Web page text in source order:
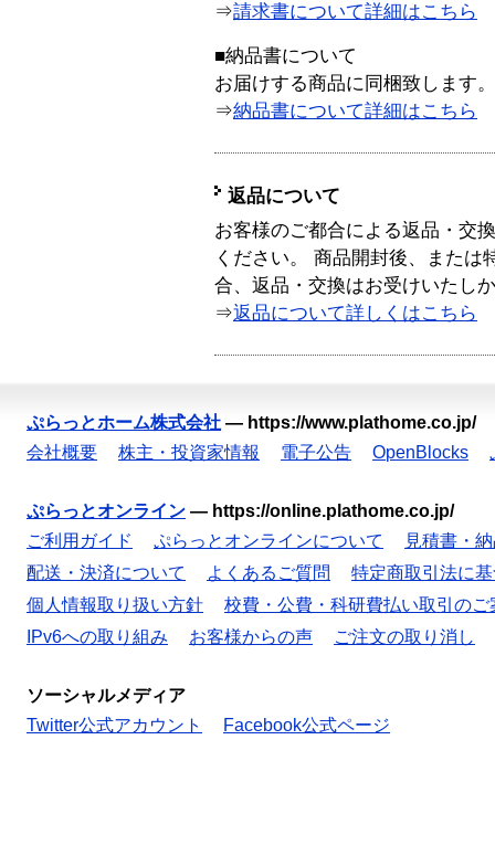
⇒請求書について詳細はこちら
■納品書について
お届けする商品に同梱致します。
⇒納品書について詳細はこちら
返品について
お客様のご都合による返品・交
ください。 商品開封後、または
合、返品・交換はお受けいたし
⇒返品について詳しくはこちら
ぷらっとホーム株式会社 — https://www.plathome.co.jp/
会社概要
株主・投資家情報 電子公告 OpenBlocks
ぷらっとオンライン — https://online.plathome.co.jp/
ご利用ガイド
ぷらっとオンラインについて
見積書・
配送・決済について
よくあるご質問
特定商取引法に
個人情報取り扱い方針
校費・公費・科研費払い取引のご
IPv6への取り組み
お客様からの声 ご注文の取り消し
ソーシャルメディア
Twitter公式アカウント
Facebook公式ページ